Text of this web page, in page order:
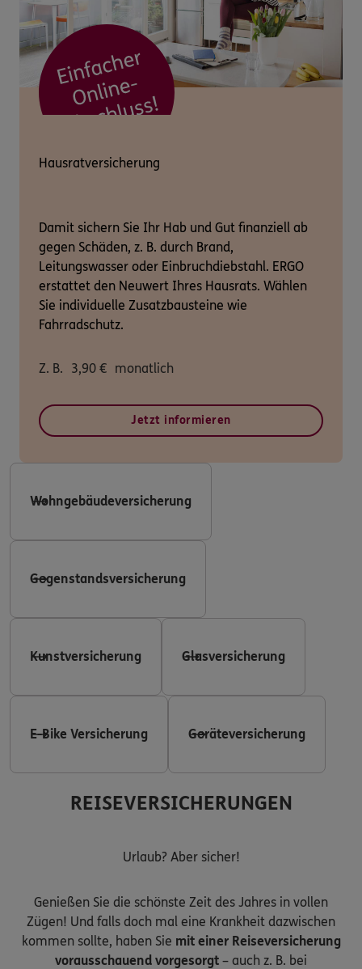
Hausratversicherung
Damit sichern Sie Ihr Hab und Gut finanziell ab
gegen Schäden, z. B. durch Brand,
Leitungswasser oder Einbruchdiebstahl. ERGO
erstattet den Neuwert Ihres Hausrats. Wählen
Sie individuelle Zusatzbausteine wie
Fahrradschutz.
Z. B. 3,90 € monatlich
Jetzt informieren
Wohngebäudeversicherung
Gegenstandsversicherung
Kunstversicherung Glasversicherung
E-Bike Versicherung Geräteversicherung
REISEVERSICHERUNGEN
Urlaub? Aber sicher!
Genießen Sie die schönste Zeit des Jahres in vollen
Zügen! Und falls doch mal eine Krankheit dazwischen
kommen sollte, haben Sie mit einer Reiseversicherung
vorausschauend vorgesorgt – auch z. B. bei